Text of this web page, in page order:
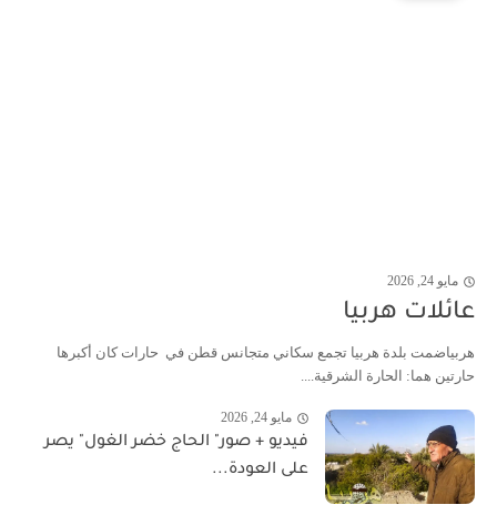
مايو 24, 2026
عائلات هربيا
هربياضمت بلدة هربيا تجمع سكاني متجانس قطن في حارات كان أكبرها
حارتين هما: الحارة الشرقية....
مايو 24, 2026
فيديو + صور" الحاج خضر الغول" يصر
على العودة...